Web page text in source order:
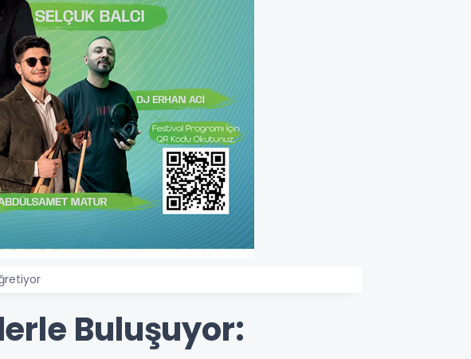
Buluşuyor: